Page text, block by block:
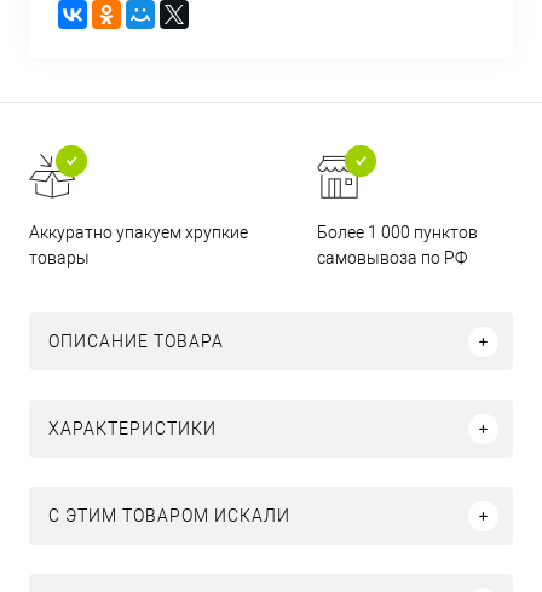
Аккуратно упакуем хрупкие
товары
Более 1 000 пунктов
самовывоза по РФ
ОПИСАНИЕ ТОВАРА
ХАРАКТЕРИСТИКИ
C ЭТИМ ТОВАРОМ ИСКАЛИ